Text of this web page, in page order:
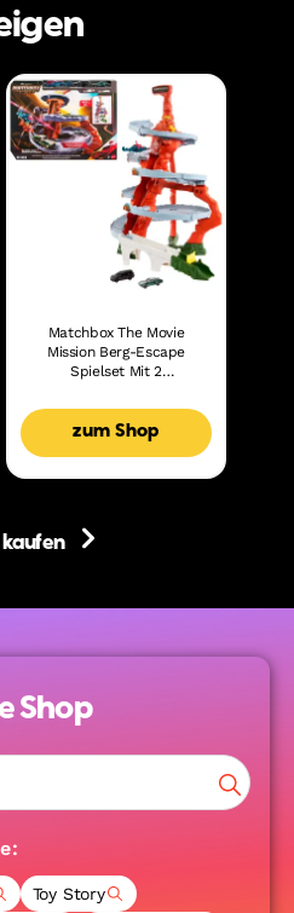
Matchbox The Movie
Mission Berg-Escape
Spielset Mit 2
Helikopter
zum Shop
Shop
Toy Story